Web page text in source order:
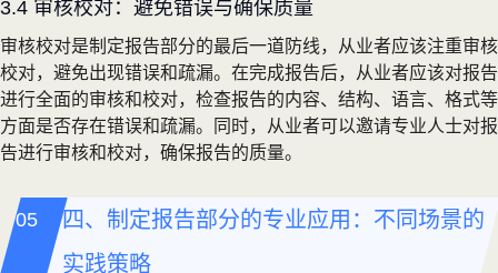
3.4 审核校对：避免错误与确保质量
审核校对是制定报告部分的最后一道防线，从业者应该注重审核
校对，避免出现错误和疏漏。在完成报告后，从业者应该对报告
进行全面的审核和校对，检查报告的内容、结构、语言、格式等
方面是否存在错误和疏漏。同时，从业者可以邀请专业人士对报
告进行审核和校对，确保报告的质量。
四、制定报告部分的专业应用：不同场景的
实践策略